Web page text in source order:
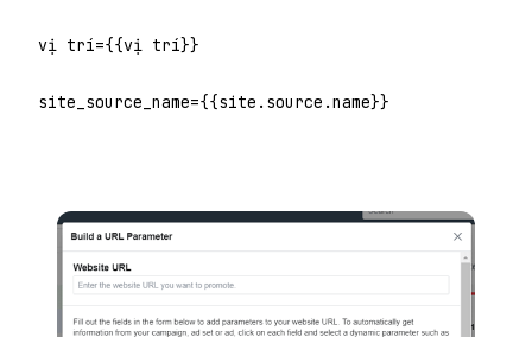
vị trí={{vị trí}}
site_source_name={{site.source.name}}